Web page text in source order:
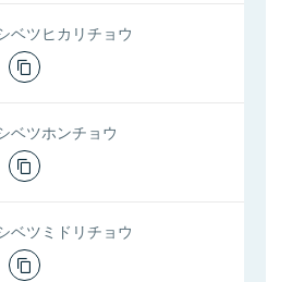
ベツヒカリチョウ
ベツホンチョウ
ベツミドリチョウ